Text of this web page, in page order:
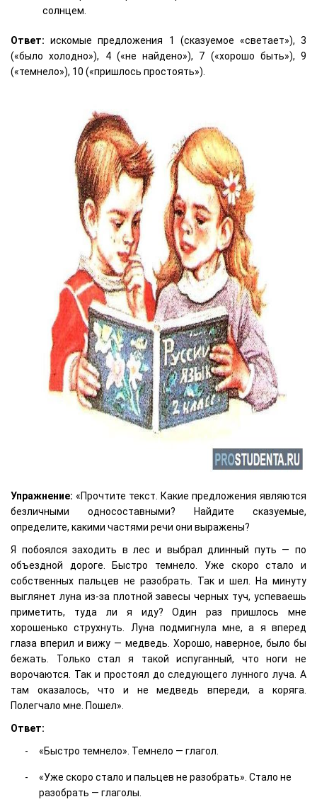
солнцем.
Ответ: искомые предложения 1 (сказуемое «светает»), 3
(«было холодно»), 4 («не найдено»), 7 («хорошо быть»), 9
(«темнело»), 10 («пришлось простоять»).
Упражнение: «Прочтите текст. Какие предложения являются
безличными односоставными? Найдите сказуемые,
определите, какими частями речи они выражены?
Я побоялся заходить в лес и выбрал длинный путь — по
объездной дороге. Быстро темнело. Уже скоро стало и
собственных пальцев не разобрать. Так и шел. На минуту
выглянет луна из-за плотной завесы черных туч, успеваешь
приметить, туда ли я иду? Один раз пришлось мне
хорошенько струхнуть. Луна подмигнула мне, а я вперед
глаза вперил и вижу — медведь. Хорошо, наверное, было бы
бежать. Только стал я такой испуганный, что ноги не
ворочаются. Так и простоял до следующего лунного луча. А
там оказалось, что и не медведь впереди, а коряга.
Полегчало мне. Пошел».
Ответ:
«Быстро темнело». Темнело — глагол.
«Уже скоро стало и пальцев не разобрать». Стало не
разобрать — глаголы.